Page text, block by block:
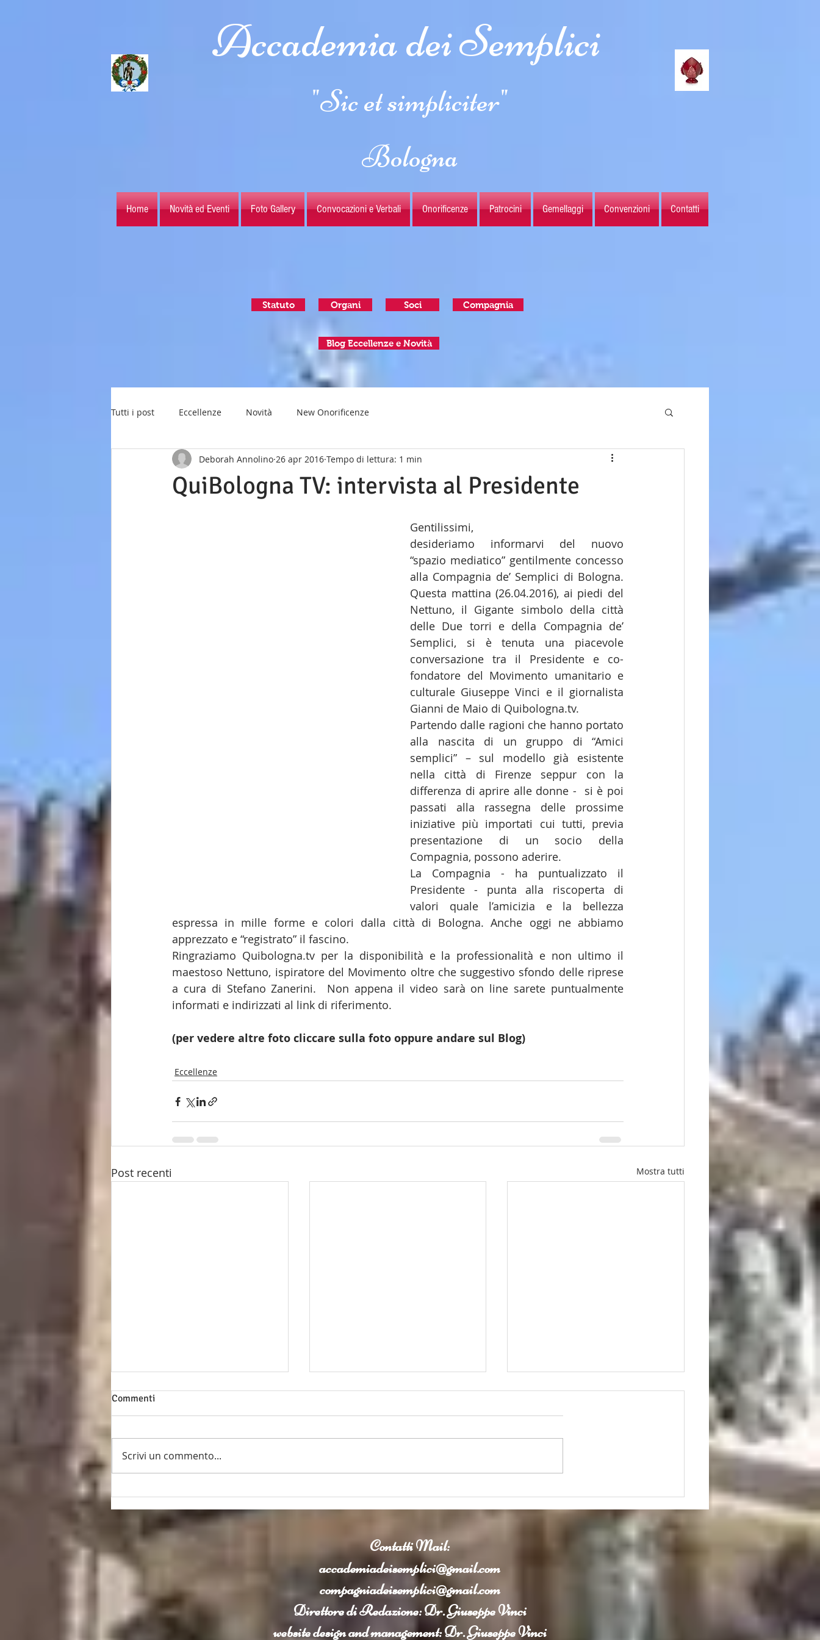
Accademia dei Semplici
"Sic et simpliciter"
Bologna
Home Novità ed Eventi Foto Gallery Convocazioni e Verbali Onorificenze Patrocini Gemellaggi Convenzioni Contatti
Statuto Organi Soci Compagnia
Blog Eccellenze e Novità
Tutti i post Eccellenze Novità New Onorificenze
QuiBologna TV: intervista al Presidente
Deborah Annolino 26 apr 2016 Tempo di lettura: 1 min
Gentilissimi,
desideriamo informarvi del nuovo
“spazio mediatico” gentilmente concesso
alla Compagnia de’ Semplici di Bologna.
Questa mattina (26.04.2016), ai piedi del
Nettuno, il Gigante simbolo della città
delle Due torri e della Compagnia de’
Semplici, si è tenuta una piacevole
conversazione tra il Presidente e co-
fondatore del Movimento umanitario e
culturale Giuseppe Vinci e il giornalista
Gianni de Maio di Quibologna.tv.
Partendo dalle ragioni che hanno portato
alla nascita di un gruppo di “Amici
semplici” – sul modello già esistente
nella città di Firenze seppur con la
differenza di aprire alle donne -  si è poi
passati alla rassegna delle prossime
iniziative più importati cui tutti, previa
presentazione di un socio della
Compagnia, possono aderire.
La Compagnia - ha puntualizzato il
Presidente - punta alla riscoperta di
valori quale l’amicizia e la bellezza
espressa in mille forme e colori dalla città di Bologna. Anche oggi ne abbiamo
apprezzato e “registrato” il fascino.
Ringraziamo Quibologna.tv per la disponibilità e la professionalità e non ultimo il
maestoso Nettuno, ispiratore del Movimento oltre che suggestivo sfondo delle riprese
a cura di Stefano Zanerini.  Non appena il video sarà on line sarete puntualmente
informati e indirizzati al link di riferimento.
(per vedere altre foto cliccare sulla foto oppure andare sul Blog)
Eccellenze
Post recenti Mostra tutti
imprenditore illuminato e
uomo di cultura.
Commenti
Scrivi un commento...
ContattiMail:
accademiadeisemplici@gmail.com
compagniadeisemplici@gmail.com
Direttore di Redazione: Dr. Giuseppe Vinci
website design and management: Dr. Giuseppe Vinci